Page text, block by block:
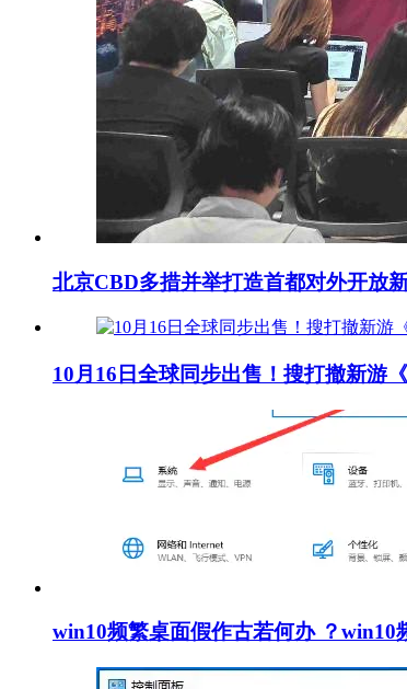
北京CBD多措并举打造首都对外开放
10月16日全球同步出售！搜打撤新
win10频繁桌面假作古若何办 ？